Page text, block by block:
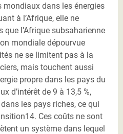
mondiaux dans les énergies
à l’Afrique, elle ne
que l’Afrique subsaharienne
mondiale dépourvue
ne se limitent pas à la
mais touchent aussi
propre dans les pays du
d’intérêt de 9 à 13,5 %,
les pays riches, ce qui
Ces coûts ne sont
un système dans lequel